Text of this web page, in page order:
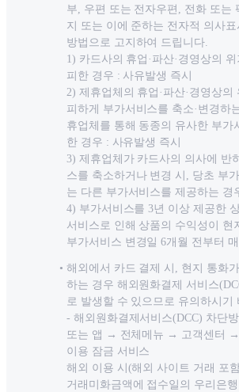
부, 우편 또는 전자우편, 전화 또는
지 또는 이에 준하는 전자적 의사표
방법으로 고지하여 드립니다.
1) 카드사의 휴업·파산·경영상의
피한 경우 : 사유발생 즉시
2) 제휴업체의 휴업·파산·경영상의
피하게 부가서비스를 축소·변경하
휴업체를 통해 동종의 유사한 부가
한 경우 : 사유발생 즉시
3) 제휴업체가 카드사의 의사에 반
스를 축소하거나 변경 시, 당초 부
는 다른 부가서비스를 제공하는 경
4) 부가서비스를 3년 이상 제공한
서비스로 인해 상품의 수익성이 현
부가서비스 변경일 6개월 전부터 매
해외에서 카드 결제 시, 현지 통화
하는 경우 해외원화결제 서비스
로 발생할 수 있으므로 유의하시기
- 해외원화결제서비스(DCC) 차단
또는 앱 → 전체메뉴 → 고객센터 →
이용 잠금 서비스
해외 이용 시(해외 사이트 거래 포
거래미화금액에 접수일의 우리은